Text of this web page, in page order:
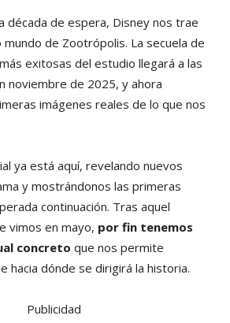
década de espera, Disney nos trae
de Zootrópolis. La secuela de
exitosas del estudio llegará a las
noviembre de 2025, y ahora
imágenes reales de lo que nos
ya está aquí, revelando nuevos
y mostrándonos las primeras
continuación. Tras aquel
vimos en mayo, por fin tenemos
concreto que nos permite
hacia dónde se dirigirá la historia.
Publicidad